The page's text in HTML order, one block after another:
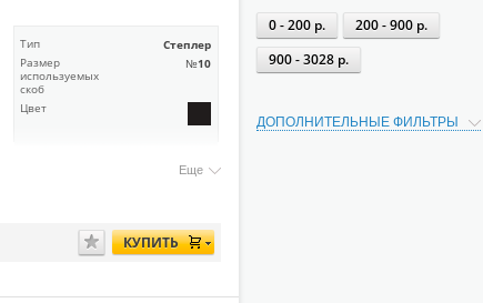
0 - 200 р.
200 - 900 р.
900 - 3028 р.
ДОПОЛНИТЕЛЬНЫЕ ФИЛЬТРЫ
Тип Степлер
Размер
используемых
скоб
№10
Цвет
Еще
КУПИТЬ